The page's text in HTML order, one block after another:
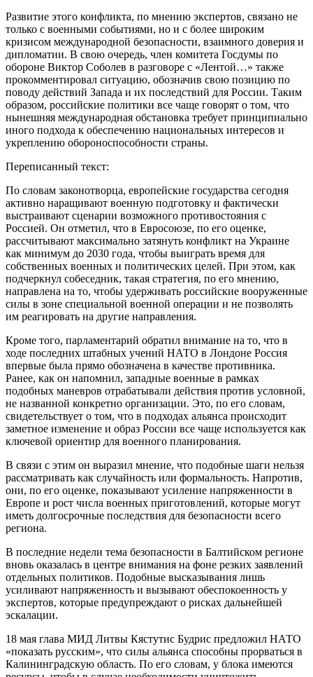
Развитие этого конфликта, по мнению экспертов, связано не
только с военными событиями, но и с более широким
кризисом международной безопасности, взаимного доверия и
дипломатии. В свою очередь, член комитета Госдумы по
обороне Виктор Соболев в разговоре с «Лентой…» также
прокомментировал ситуацию, обозначив свою позицию по
поводу действий Запада и их последствий для России. Таким
образом, российские политики все чаще говорят о том, что
нынешняя международная обстановка требует принципиально
иного подхода к обеспечению национальных интересов и
укреплению обороноспособности страны.
Переписанный текст:
По словам законотворца, европейские государства сегодня
активно наращивают военную подготовку и фактически
выстраивают сценарии возможного противостояния с
Россией. Он отметил, что в Евросоюзе, по его оценке,
рассчитывают максимально затянуть конфликт на Украине
как минимум до 2030 года, чтобы выиграть время для
собственных военных и политических целей. При этом, как
подчеркнул собеседник, такая стратегия, по его мнению,
направлена на то, чтобы удерживать российские вооруженные
силы в зоне специальной военной операции и не позволять
им реагировать на другие направления.
Кроме того, парламентарий обратил внимание на то, что в
ходе последних штабных учений НАТО в Лондоне Россия
впервые была прямо обозначена в качестве противника.
Ранее, как он напомнил, западные военные в рамках
подобных маневров отрабатывали действия против условной,
не названной конкретно организации. Это, по его словам,
свидетельствует о том, что в подходах альянса происходит
заметное изменение и образ России все чаще используется как
ключевой ориентир для военного планирования.
В связи с этим он выразил мнение, что подобные шаги нельзя
рассматривать как случайность или формальность. Напротив,
они, по его оценке, показывают усиление напряженности в
Европе и рост числа военных приготовлений, которые могут
иметь долгосрочные последствия для безопасности всего
региона.
В последние недели тема безопасности в Балтийском регионе
вновь оказалась в центре внимания на фоне резких заявлений
отдельных политиков. Подобные высказывания лишь
усиливают напряженность и вызывают обеспокоенность у
экспертов, которые предупреждают о рисках дальнейшей
эскалации.
18 мая глава МИД Литвы Кястутис Будрис предложил НАТО
«показать русским», что силы альянса способны прорваться в
Калининградскую область. По его словам, у блока имеются